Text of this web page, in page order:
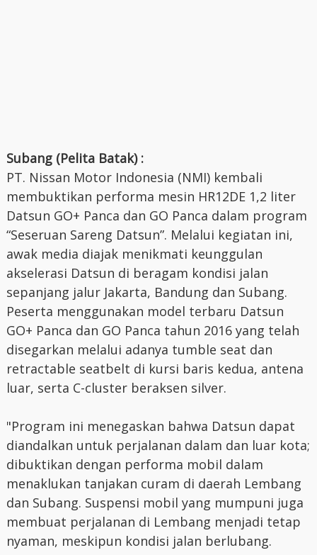
Subang (Pelita Batak) :
PT. Nissan Motor Indonesia (NMI) kembali
membuktikan performa mesin HR12DE 1,2 liter
Datsun GO+ Panca dan GO Panca dalam program
“Seseruan Sareng Datsun”. Melalui kegiatan ini,
awak media diajak menikmati keunggulan
akselerasi Datsun di beragam kondisi jalan
sepanjang jalur Jakarta, Bandung dan Subang.
Peserta menggunakan model terbaru Datsun
GO+ Panca dan GO Panca tahun 2016 yang telah
disegarkan melalui adanya tumble seat dan
retractable seatbelt di kursi baris kedua, antena
luar, serta C-cluster beraksen silver.
"Program ini menegaskan bahwa Datsun dapat
diandalkan untuk perjalanan dalam dan luar kota;
dibuktikan dengan performa mobil dalam
menaklukan tanjakan curam di daerah Lembang
dan Subang. Suspensi mobil yang mumpuni juga
membuat perjalanan di Lembang menjadi tetap
nyaman, meskipun kondisi jalan berlubang.